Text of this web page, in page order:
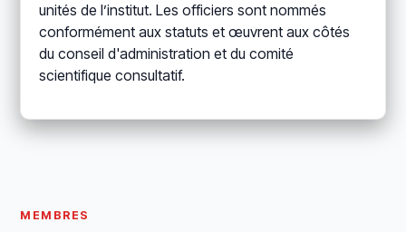
unités de l’institut. Les officiers sont nommés
conformément aux statuts et œuvrent aux côtés
du conseil d'administration et du comité
scientifique consultatif.
MEMBRES